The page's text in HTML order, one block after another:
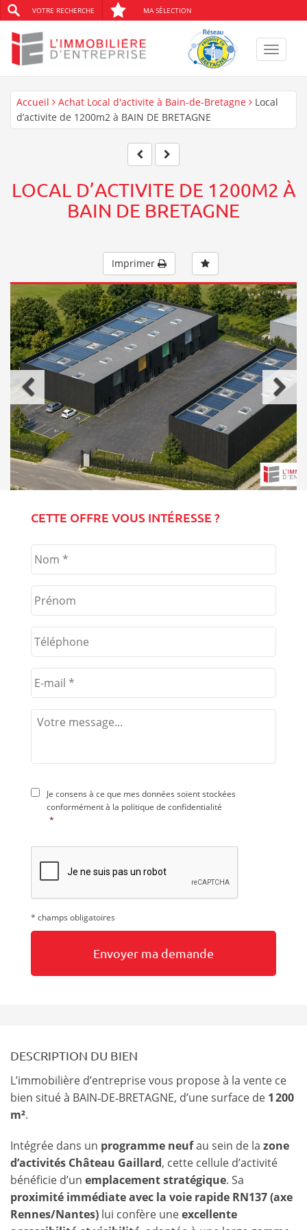
VOTRE RECHERCHE MA SÉLECTION
Toggle
Accueil Achat Local d'activite à Bain-de-Bretagne
Local
d’activite de 1200m2 à BAIN DE BRETAGNE
LOCAL D’ACTIVITE DE 1200M2 À
BAIN DE BRETAGNE
Imprimer
Précédent
CETTE OFFRE VOUS INTÉRESSE ?
Je consens à ce que mes données soient stockées
conformément à la politique de confidentialité
*
* champs obligatoires
DESCRIPTION DU BIEN
L’immobilière d’entreprise vous propose à la vente ce
bien situé à BAIN‑DE‑BRETAGNE, d’une surface de 1 200
m².
Intégrée dans un programme neufau sein de la zone
d’activités Château Gaillard, cette cellule d’activité
bénéficie d’un emplacement stratégique. Sa
proximité immédiate avec la voie rapide RN137 (axe
Rennes/Nantes) lui confère uneexcellente